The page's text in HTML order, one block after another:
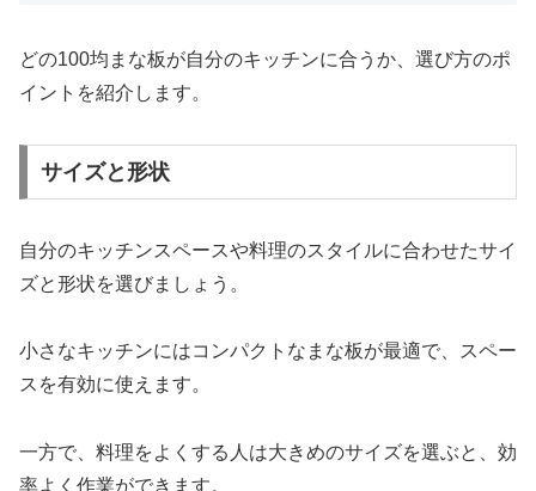
どの100均まな板が自分のキッチンに合うか、選び方のポ
イントを紹介します。
サイズと形状
自分のキッチンスペースや料理のスタイルに合わせたサイ
ズと形状を選びましょう。
小さなキッチンにはコンパクトなまな板が最適で、スペー
スを有効に使えます。
一方で、料理をよくする人は大きめのサイズを選ぶと、効
率よく作業ができます。